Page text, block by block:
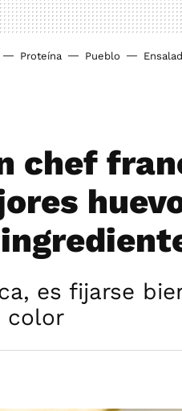
Proteína Pueblo
chef
es fijarse
color